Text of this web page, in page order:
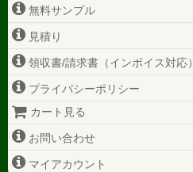
無料サンプル
見積り
領収書/請求書（インボイス対応）
プライバシーポリシー
カート見る
お問い合わせ
マイアカウント